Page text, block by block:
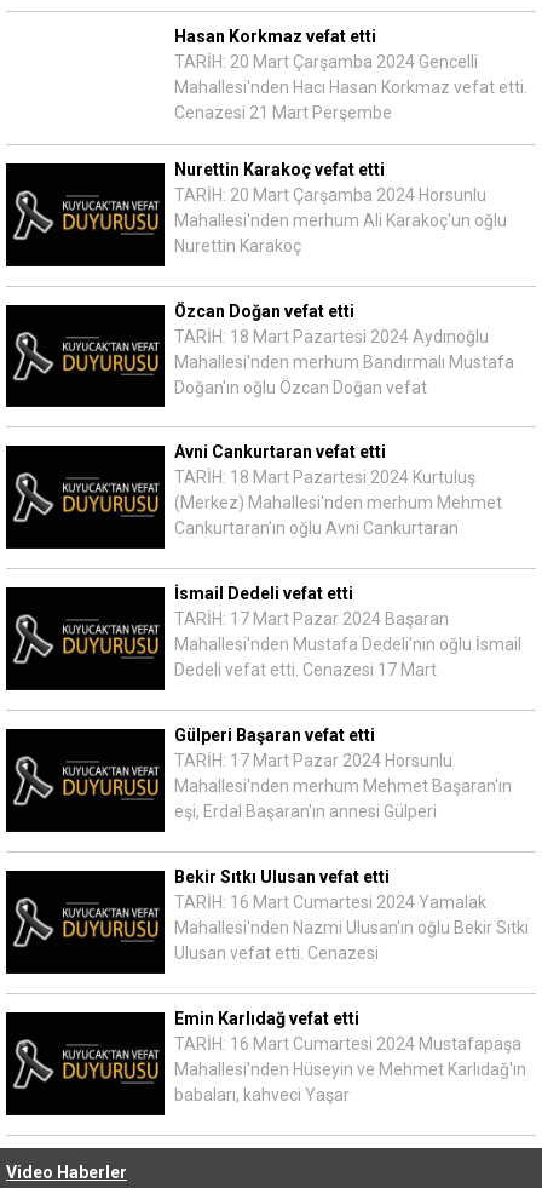
Hasan Korkmaz vefat etti
TARİH: 20 Mart Çarşamba 2024 Gencelli
Mahallesi'nden Hacı Hasan Korkmaz vefat etti.
Cenazesi 21 Mart Perşembe
Nurettin Karakoç vefat etti
TARİH: 20 Mart Çarşamba 2024 Horsunlu
Mahallesi'nden merhum Ali Karakoç'un oğlu
Nurettin Karakoç
Özcan Doğan vefat etti
TARİH: 18 Mart Pazartesi 2024 Aydınoğlu
Mahallesi'nden merhum Bandırmalı Mustafa
Doğan'ın oğlu Özcan Doğan vefat
Avni Cankurtaran vefat etti
TARİH: 18 Mart Pazartesi 2024 Kurtuluş
(Merkez) Mahallesi'nden merhum Mehmet
Cankurtaran'ın oğlu Avni Cankurtaran
İsmail Dedeli vefat etti
TARİH: 17 Mart Pazar 2024 Başaran
Mahallesi'nden Mustafa Dedeli'nin oğlu İsmail
Dedeli vefat etti. Cenazesi 17 Mart
Gülperi Başaran vefat etti
TARİH: 17 Mart Pazar 2024 Horsunlu
Mahallesi'nden merhum Mehmet Başaran'ın
eşi, Erdal Başaran'ın annesi Gülperi
Bekir Sıtkı Ulusan vefat etti
TARİH: 16 Mart Cumartesi 2024 Yamalak
Mahallesi'nden Nazmi Ulusan'ın oğlu Bekir Sıtkı
Ulusan vefat etti. Cenazesi
Emin Karlıdağ vefat etti
TARİH: 16 Mart Cumartesi 2024 Mustafapaşa
Mahallesi'nden Hüseyin ve Mehmet Karlıdağ'ın
babaları, kahveci Yaşar
Video Haberler